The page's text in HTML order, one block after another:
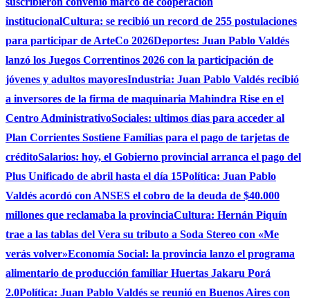
institucionalCultura: se recibió un record de 255 postulaciones
para participar de ArteCo 2026Deportes: Juan Pablo Valdés
lanzó los Juegos Correntinos 2026 con la participación de
jóvenes y adultos mayoresIndustria: Juan Pablo Valdés recibió
a inversores de la firma de maquinaria Mahindra Rise en el
Centro AdministrativoSociales: ultimos dias para acceder al
Plan Corrientes Sostiene Familias para el pago de tarjetas de
créditoSalarios: hoy, el Gobierno provincial arranca el pago del
Plus Unificado de abril hasta el día 15Política: Juan Pablo
Valdés acordó con ANSES el cobro de la deuda de $40.000
millones que reclamaba la provinciaCultura: Hernán Piquín
trae a las tablas del Vera su tributo a Soda Stereo con «Me
verás volver»Economía Social: la provincia lanzo el programa
alimentario de producción familiar Huertas Jakaru Porá
2.0Política: Juan Pablo Valdés se reunió en Buenos Aires con